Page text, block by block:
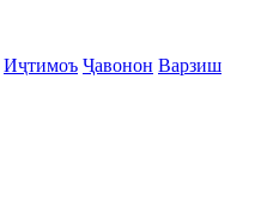
Иҷтимоъ Ҷавонон Варзиш